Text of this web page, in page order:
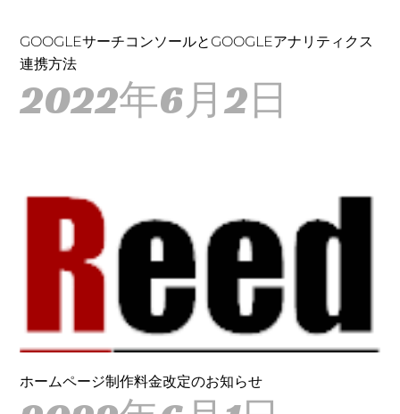
GOOGLEサーチコンソールとGOOGLEアナリティクス
連携方法
2022年6月2日
ホームページ制作料金改定のお知らせ